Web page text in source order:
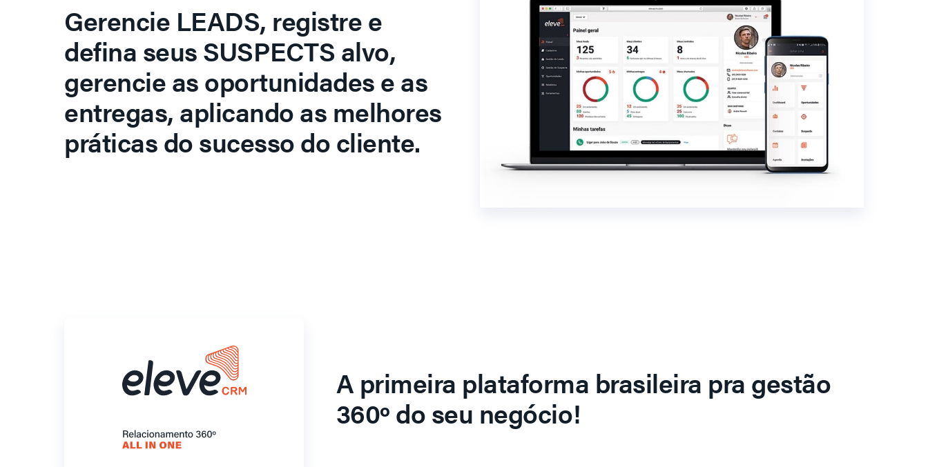
Gerencie LEADS, registre e
defina seus SUSPECTS alvo,
gerencie as oportunidades e as
entregas, aplicando as melhores
práticas do sucesso do cliente.
A primeira plataforma brasileira pra gestão
360º do seu negócio!